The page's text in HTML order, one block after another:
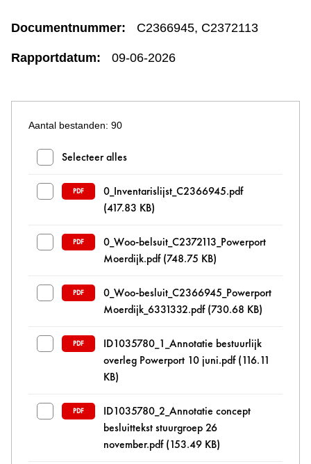
Documentnummer: C2366945, C2372113
Rapportdatum: 09-06-2026
Aantal bestanden: 90
Bestanden en mappen selecteren
Selecteer alles
PDF
0_Inventarislijst_C2366945.pdf
(417.83 KB)
PDF
0_Woo-belsuit_C2372113_Powerport
Moerdijk.pdf (748.75 KB)
PDF
0_Woo-besluit_C2366945_Powerport
Moerdijk_6331332.pdf (730.68 KB)
PDF
ID1035780_1_Annotatie bestuurlijk
overleg Powerport 10 juni.pdf (116.11
KB)
PDF
ID1035780_2_Annotatie concept
besluittekst stuurgroep 26
november.pdf (153.49 KB)